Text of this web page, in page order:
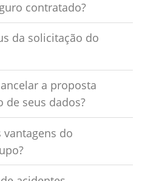
contratado?
da solicitação do
a proposta
de seus dados?
do